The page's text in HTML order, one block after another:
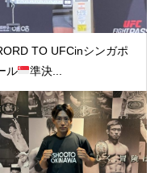
TO UFCinシンガポ
ル
準決...